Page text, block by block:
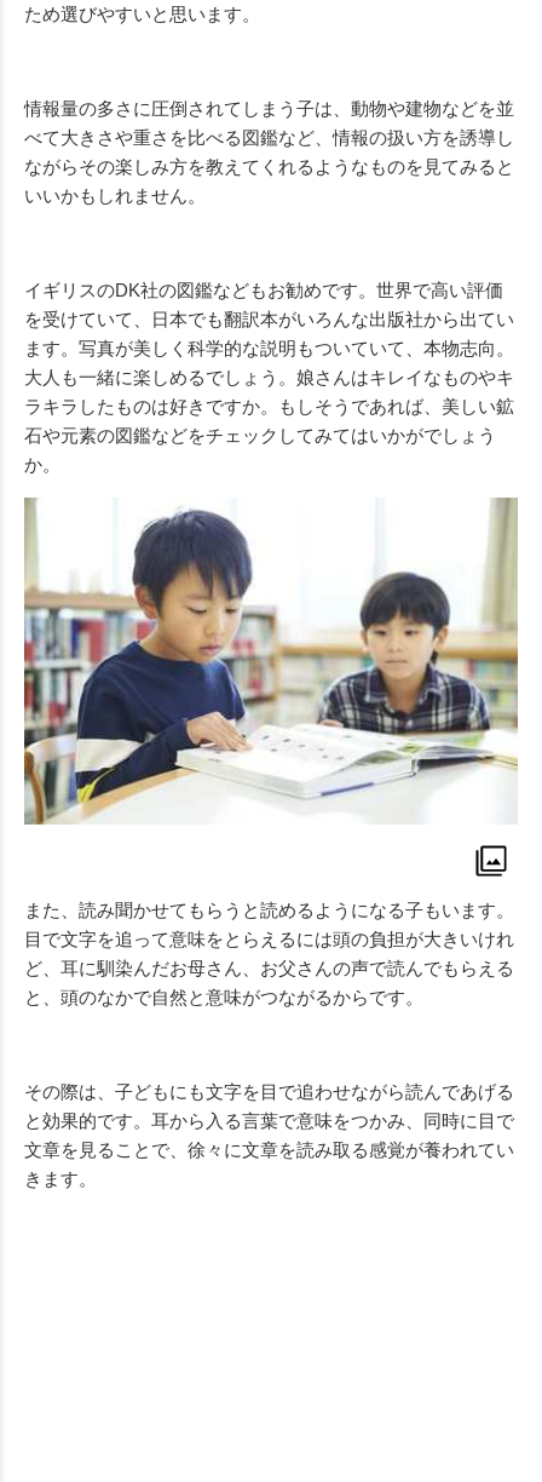
ため選びやすいと思います。
情報量の多さに圧倒されてしまう子は、動物や建物などを並
べて大きさや重さを比べる図鑑など、情報の扱い方を誘導し
ながらその楽しみ方を教えてくれるようなものを見てみると
いいかもしれません。
イギリスのDK社の図鑑などもお勧めです。世界で高い評価
を受けていて、日本でも翻訳本がいろんな出版社から出てい
ます。写真が美しく科学的な説明もついていて、本物志向。
大人も一緒に楽しめるでしょう。娘さんはキレイなものやキ
ラキラしたものは好きですか。もしそうであれば、美しい鉱
石や元素の図鑑などをチェックしてみてはいかがでしょう
か。
また、読み聞かせてもらうと読めるようになる子もいます。
目で文字を追って意味をとらえるには頭の負担が大きいけれ
ど、耳に馴染んだお母さん、お父さんの声で読んでもらえる
と、頭のなかで自然と意味がつながるからです。
その際は、子どもにも文字を目で追わせながら読んであげる
と効果的です。耳から入る言葉で意味をつかみ、同時に目で
文章を見ることで、徐々に文章を読み取る感覚が養われてい
きます。